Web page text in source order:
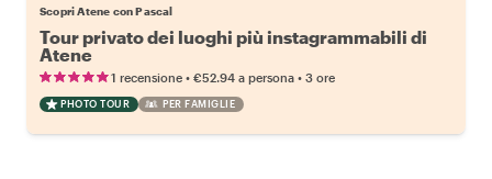
Scopri Atene con Pascal
Tour privato dei luoghi più instagrammabili di
Atene
1 recensione • €52.94 a persona • 3 ore
PHOTO TOUR PER FAMIGLIE